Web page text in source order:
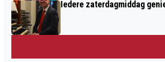
Iedere zaterdagmiddag